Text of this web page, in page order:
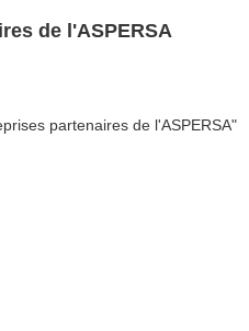
de l'ASPERSA